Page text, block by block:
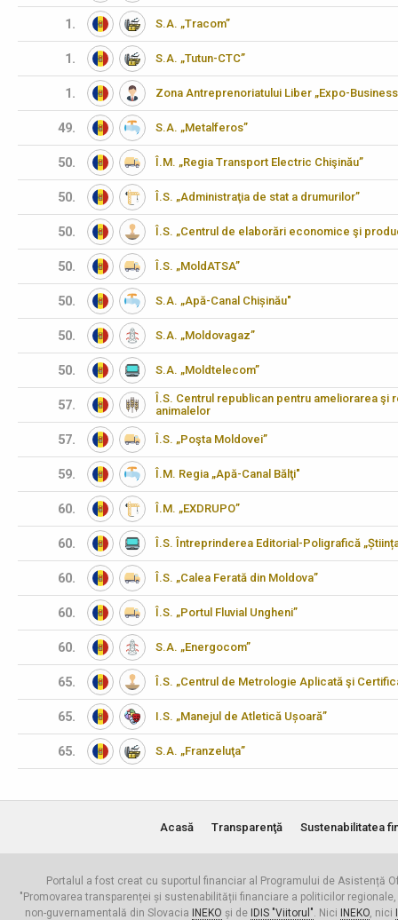
1. S.A. „Tracom”
1. S.A. „Tutun-CTC”
1. Zona Antreprenoriatului Liber „Expo-
49. S.A. „Metalferos”
50. Î.M. „Regia Transport Electric Chişinău”
50. Î.S. „Administraţia de stat a drumurilor”
50. Î.S. „Centrul de elaborări economice şi
50. Î.S. „MoldATSA”
50. S.A. „Apă-Canal Chișinău"
50. S.A. „Moldovagaz”
50. S.A. „Moldtelecom”
57.
Î.S. Centrul republican pentru ameliorarea şi
animalelor
57. Î.S. „Poşta Moldovei”
59. Î.M. Regia „Apă-Canal Bălţi"
60. Î.M. „EXDRUPO”
60. Î.S. Întreprinderea Editorial-Poligrafică
60. Î.S. „Calea Ferată din Moldova”
60. Î.S. „Portul Fluvial Ungheni”
60. S.A. „Energocom”
65. Î.S. „Centrul de Metrologie Aplicată şi
65. I.S. „Manejul de Atletică Ușoară”
65. S.A. „Franzeluţa”
Acasă Transparenţă Sustenabilitatea
Portalul a fost creat cu suportul financiar al Programului de Asistență
"Promovarea transparenței și sustenabilității financiare a politicilor
non-guvernamentală din Slovacia
INEKO și de IDIS "Viitorul". Nici INEKO, nici